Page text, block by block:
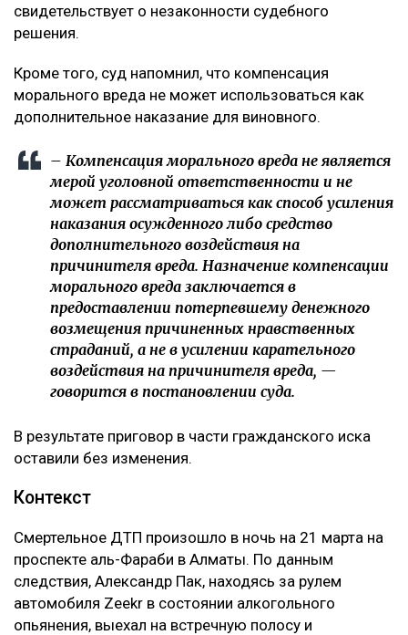
свидетельствует о незаконности судебного
решения.
Кроме того, суд напомнил, что компенсация
морального вреда не может использоваться как
дополнительное наказание для виновного.
– Компенсация морального вреда не является
мерой уголовной ответственности и не
может рассматриваться как способ усиления
наказания осужденного либо средство
дополнительного воздействия на
причинителя вреда. Назначение компенсации
морального вреда заключается в
предоставлении потерпевшему денежного
возмещения причиненных нравственных
страданий, а не в усилении карательного
воздействия на причинителя вреда, —
говорится в постановлении суда.
В результате приговор в части гражданского иска
оставили без изменения.
Контекст
Смертельное ДТП произошло в ночь на 21 марта на
проспекте аль-Фараби в Алматы. По данным
следствия, Александр Пак, находясь за рулем
автомобиля Zeekr в состоянии алкогольного
опьянения, выехал на встречную полосу и